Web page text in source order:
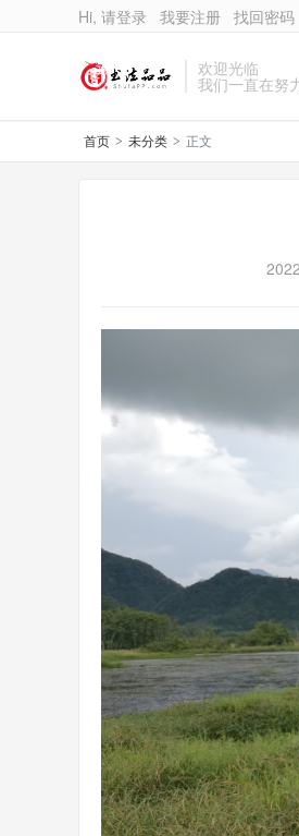
Hi, 请登录 我要注册 找回密码
欢迎光临
我们一直在努
首页 > 未分类 > 正文